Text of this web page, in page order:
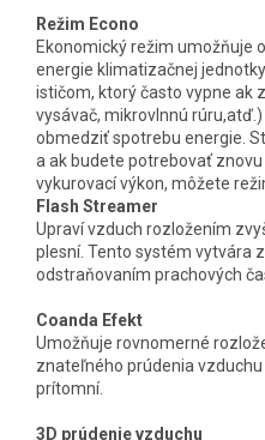
Režim Econo
Ekonomický režim umožňuje
energie klimatizačnej
ističom, ktorý často vypne ak
vysávač, mikrovlnnú
obmedziť spotrebu energie.
a ak budete potrebovať
vykurovací výkon, môžete
Flash Streamer
Upraví vzduch rozložením
plesní. Tento systém vytvára
odstraňovaním prachových
Coanda Efekt
Umožňuje rovnomerné
znateľného prúdenia
prítomní.
3D prúdenie vzduchu